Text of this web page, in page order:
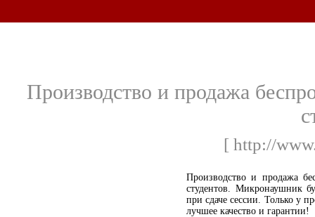
Производство и продажа
[ http://
Производство и продажа
студентов. Микронаушник
при сдаче сессии. Только у
лучшее качество и гарантии!